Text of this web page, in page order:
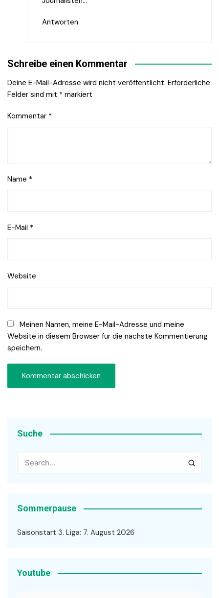
Antworten
Schreibe einen Kommentar
Deine E-Mail-Adresse wird nicht veröffentlicht. Erforderliche
Felder sind mit * markiert
Kommentar *
Name *
E-Mail *
Website
Meinen Namen, meine E-Mail-Adresse und meine
Website in diesem Browser für die nächste Kommentierung
speichern.
Suche
Sommerpause
Saisonstart 3. Liga: 7. August 2026
Youtube